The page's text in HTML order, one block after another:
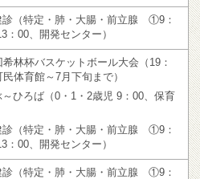
診（特定・肺・大腸・前立腺 ①9：
：00、開発センター）
希林杯バスケットボール大会（19：
体育館～7月下旬まで）
ひろば（0・1・2歳児 9：00、保育
診（特定・肺・大腸・前立腺 ①9：
：00、開発センター）
診（特定・肺・大腸・前立腺 ①9：